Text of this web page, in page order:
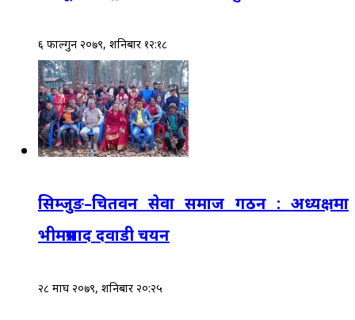
६ फाल्गुन २०७९, शनिबार १२:१८
सिम्जुङ–चितवन सेवा समाज गठन : अध्यक्षमा
भीमप्रसाद दवाडी चयन
२८ माघ २०७९, शनिबार २०:२५